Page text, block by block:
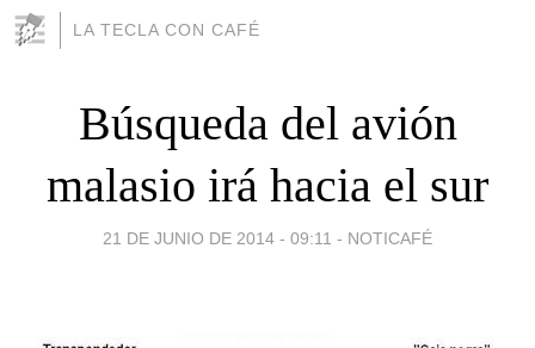
LA TECLA CON CAFÉ
Búsqueda del avión
malasio irá hacia el sur
21 DE JUNIO DE 2014 - 09:11 - NOTICAFÉ